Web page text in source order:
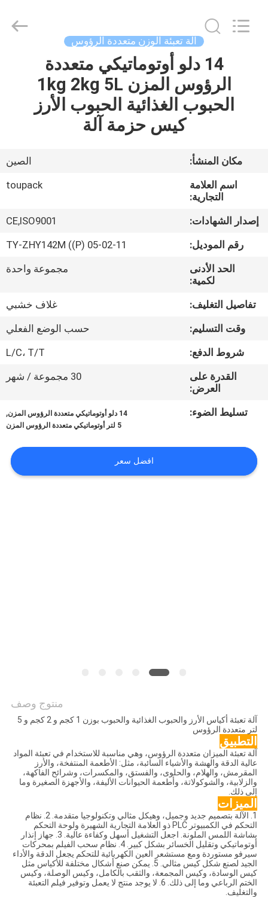
المنتجات
في
المصنع
ضبط
الجودة
اتصل
اطلب
EQUIPMENT
آلة تعبئة الوزن متعددة الرؤوس
14 دلو أوتوماتيكي متعددة
الرؤوس المزن 1kg 2kg 5L
الحبوب الغذائية الحبوب الأرز
كيس حزمة آلة
مكان المنشأ:
الصين
اسم العلامة
التجارية:
toupack
إصدار الشهادات:
CE,ISO9001
رقم الموديل:
TY-ZHY142M ((P) 05-02-11
الحد الأدنى
لكمية:
مجموعة واحدة
تفاصيل التغليف:
غلاف خشبي
وقت التسليم:
حسب الوضع الفعلي
شروط الدفع:
L/C، T/T
القدرة على
العرض:
30 مجموعة / شهر
تسليط الضوء: 14 دلو أوتوماتيكي متعددة الرؤوس المزن ,
5 لتر أوتوماتيكي متعددة الرؤوس المزن
افضل سعر
منتوج وصف
آلة تعبئة أكياس الأرز والحبوب الغذائية والحبوب بوزن 1 كجم و 2 كجم و 5
لتر متعددة الرؤوس
التطبيق
آلة تعبئة الميزان متعددة الرؤوس، وهي مناسبة للاستخدام في تعبئة المواد
عالية الدقة والهشة والأشياء السائبة، مثل: الأطعمة المنتفخة، والأرز
المقرمش، والهلام، والحلوى، والفستق، والمكسرات، وشرائح الفاكهة،
والزلابية، والشوكولاتة، وأطعمة الحيوانات الأليفة، والأجهزة الصغيرة وما
إلى ذلك.
الميزات
1. الآلة بتصميم جديد وجميل، وهيكل مثالي وتكنولوجيا متقدمة. 2. نظام
التحكم في الكمبيوتر PLC ذو العلامة التجارية الشهيرة ولوحة التحكم
بشاشة اللمس الملونة. اجعل التشغيل أسهل وكفاءة عالية. 3. جهاز إنذار
أوتوماتيكي وتقليل الخسائر بشكل كبير. 4. نظام سحب الفيلم بمحركات
سيرفو مستوردة ومع مستشعر العين الكهربائية للتحكم يجعل الدقة والأداء
الجيد لصنع شكل كيس مثالي. 5. يمكن صنع أشكال مختلفة للأكياس مثل
كيس الوسادة، وكيس المجمعة، والثقب بالكامل، وكيس الوصلة، وكيس
الختم الرباعي وما إلى ذلك. 6. لا يوجد منتج لا يعمل وتوفير فيلم التعبئة
والتغليف.